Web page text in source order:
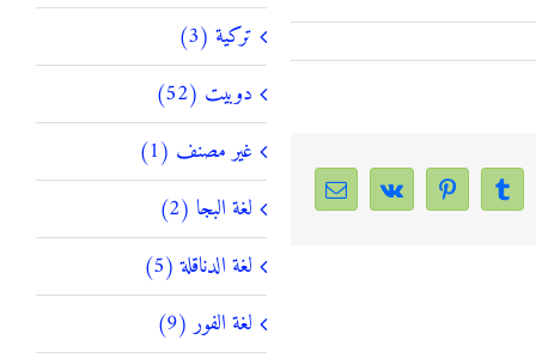
Tumblr
Pinterest
Vk
Email
تركية (3)
دوبيت (52)
غير مصنف (1)
لغة البجا (2)
لغة الدناقلة (5)
لغة الفور (9)